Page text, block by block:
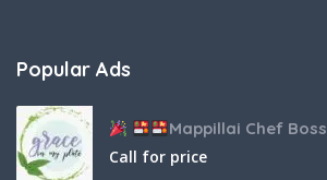
Popular Ads
Mappillai Chef Boss
Call for price